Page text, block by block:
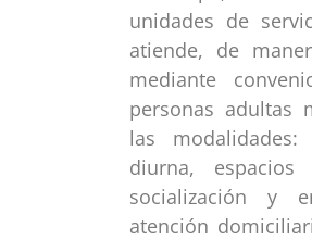
unidades de
atiende, de
mediante
personas adultas
las modalidades:
diurna,
socialización y
atención